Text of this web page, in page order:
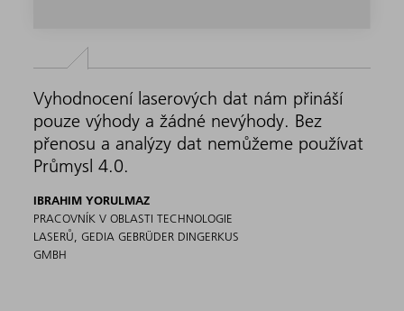
Vyhodnocení laserových dat nám přináší
pouze výhody a žádné nevýhody. Bez
přenosu a analýzy dat nemůžeme používat
Průmysl 4.0.
IBRAHIM YORULMAZ
PRACOVNÍK V OBLASTI TECHNOLOGIE
LASERŮ, GEDIA GEBRÜDER DINGERKUS
GMBH